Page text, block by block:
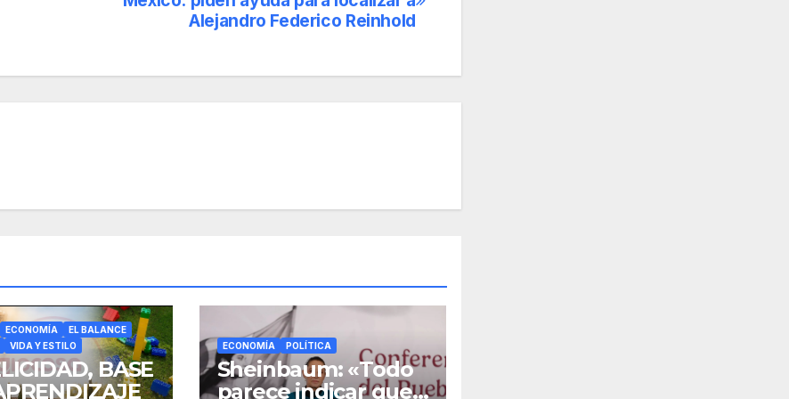
Alejandro Federico Reinhold
ECONOMÍA
EL BALANCE
VIDA Y ESTILO
BASE
ECONOMÍA POLÍTICA
Sheinbaum: «Todo
parece indicar que